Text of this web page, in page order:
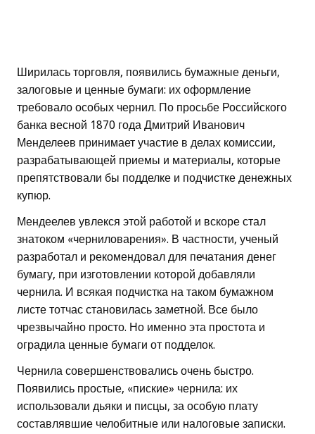
Ширилась торговля, появились бумажные деньги,
залоговые и ценные бумаги: их оформление
требовало особых чернил. По просьбе Российского
банка весной 1870 года Дмитрий Иванович
Менделеев принимает участие в делах комиссии,
разрабатывающей приемы и материалы, которые
препятствовали бы подделке и подчистке денежных
купюр.
Мендеелев увлекся этой работой и вскоре стал
знатоком «черниловарения». В частности, ученый
разработал и рекомендовал для печатания денег
бумагу, при изготовлении которой добавляли
чернила. И всякая подчистка на таком бумажном
листе тотчас становилась заметной. Все было
чрезвычайно просто. Но именно эта простота и
оградила ценные бумаги от подделок.
Чернила совершенствовались очень быстро.
Появились простые, «пиские» чернила: их
использовали дьяки и писцы, за особую плату
составлявшие челобитные или налоговые записки.